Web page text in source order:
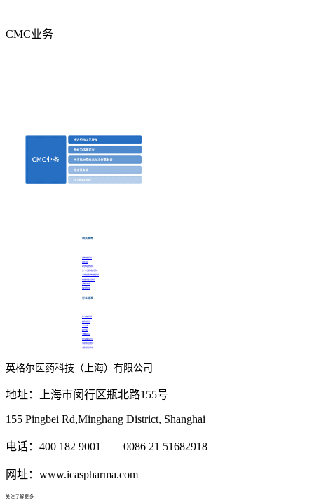
CMC业务
相关推荐
生物相容性研究
一次性使用系统相容性研究
行业动态
第三方软件测评
生物制药公司
医疗器械是指什么
英格尔医药科技（上海）有限公司
地址：上海市闵行区瓶北路155号
155 Pingbei Rd,Minghang District, Shanghai
电话：400 182 9001 0086 21 51682918
网址：www.icaspharma.com
关注了解更多